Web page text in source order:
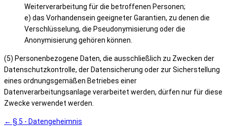
Weiterverarbeitung für die betroffenen Personen;
e) das Vorhandensein geeigneter Garantien, zu denen die
Verschlüsselung, die Pseudonymisierung oder die
Anonymisierung gehören können.
(5) Personenbezogene Daten, die ausschließlich zu Zwecken der
Datenschutzkontrolle, der Datensicherung oder zur Sicherstellung
eines ordnungsgemäßen Betriebes einer
Datenverarbeitungsanlage verarbeitet werden, dürfen nur für diese
Zwecke verwendet werden.
← § 5 - Datengeheimnis